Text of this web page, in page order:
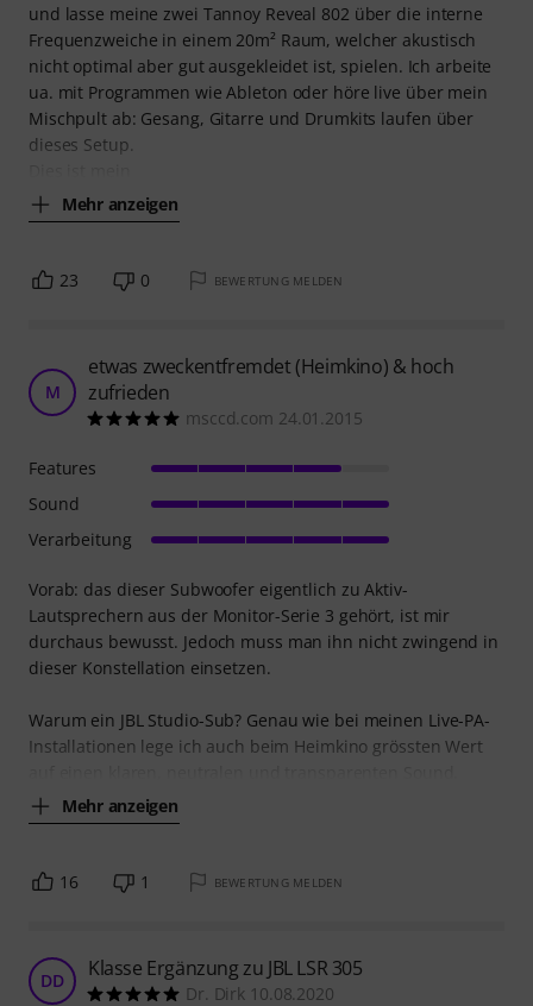
und lasse meine zwei Tannoy Reveal 802 über die interne
Frequenzweiche in einem 20m² Raum, welcher akustisch
nicht optimal aber gut ausgekleidet ist, spielen. Ich arbeite
ua. mit Programmen wie Ableton oder höre live über mein
Mischpult ab: Gesang, Gitarre und Drumkits laufen über
dieses Setup.
Mehr anzeigen
23 0 BEWERTUNG MELDEN
M
etwas zweckentfremdet (Heimkino) & hoch
zufrieden
msccd.com 24.01.2015
Vorab: das dieser Subwoofer eigentlich zu Aktiv-
Lautsprechern aus der Monitor-Serie 3 gehört, ist mir
durchaus bewusst. Jedoch muss man ihn nicht zwingend in
dieser Konstellation einsetzen.
Warum ein JBL Studio-Sub? Genau wie bei meinen Live-PA-
Installationen lege ich auch beim Heimkino grössten Wert
Mehr anzeigen
Features
Sound
Verarbeitung
16 1 BEWERTUNG MELDEN
DD Klasse Ergänzung zu JBL LSR 305
Dr. Dirk 10.08.2020